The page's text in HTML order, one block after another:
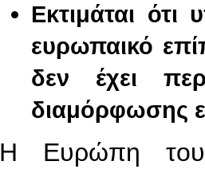
Εκτιμάται
ευρωπαικό
δεν έχει
διαμόρφωσης
Η Ευρώπη του